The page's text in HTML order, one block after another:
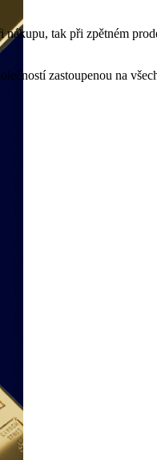
tak při zpětném
zastoupenou na